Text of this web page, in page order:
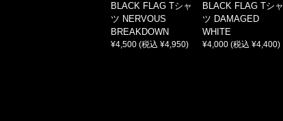
BLACK FLAG Tシャ
ツ NERVOUS
BREAKDOWN
¥4,500 (税込 ¥4,950)
BLACK FLAG Tシャ
ツ DAMAGED
WHITE
¥4,000 (税込 ¥4,400)